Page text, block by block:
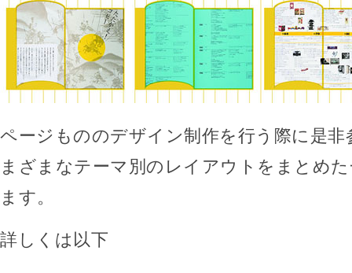
ページもののデザイン制作を行う際に是
まざまなテーマ別のレイアウトをまとめ
ます。
詳しくは以下